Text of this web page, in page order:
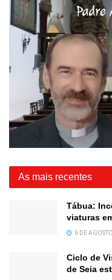
As mais recentes
Tábua:
viaturas
6 DE
Ciclo de
de Seia